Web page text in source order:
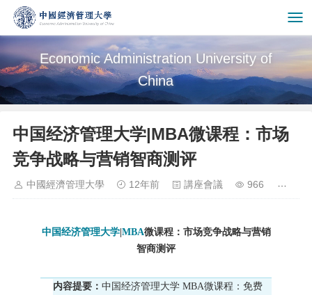
Economic Administration University of
China
中国经济管理大学|MBA微课程：市场
竞争战略与营销智商测评
中國經濟管理大學 12年前 講座會議 966
中国经济管理大学| MBA微课程：市场竞争战略与营销
智商测评
内容提要： 中国经济管理大学 MBA微课程：免费